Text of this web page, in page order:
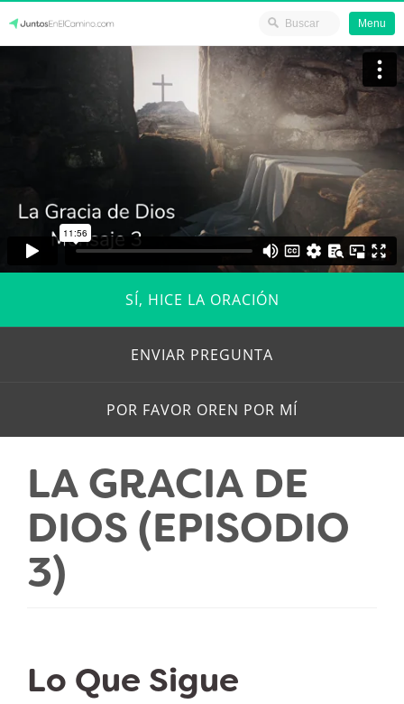
JuntosEnElCamino.com
Menu
SÍ, HICE LA ORACIÓN
ENVIAR PREGUNTA
POR FAVOR OREN POR MÍ
LA GRACIA DE
DIOS (EPISODIO
3)
Lo Que Sigue